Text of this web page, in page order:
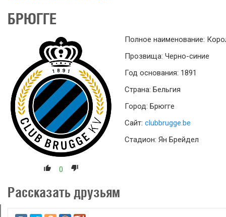
БРЮГГЕ
0
Полное наименование:
Прозвища: Черно-синие
Год основания: 1891
Страна: Бельгия
Город: Брюгге
Сайт: clubbrugge.be
Стадион: Ян Брейдел
Рассказать друзьям